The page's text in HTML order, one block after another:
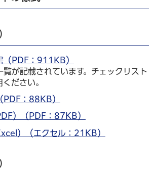
（PDF：911KB）
覧が記載されています。チェックリスト
ださい。
PDF：88KB）
）（PDF：87KB）
）（エクセル：21KB）